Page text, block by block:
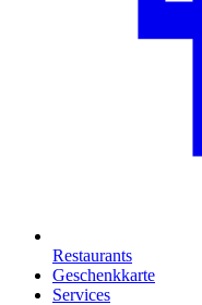
Restaurants
Geschenkkarte
Services